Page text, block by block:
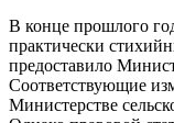
В конце прошлого
практически
предоставило
Соответствующие
Министерстве